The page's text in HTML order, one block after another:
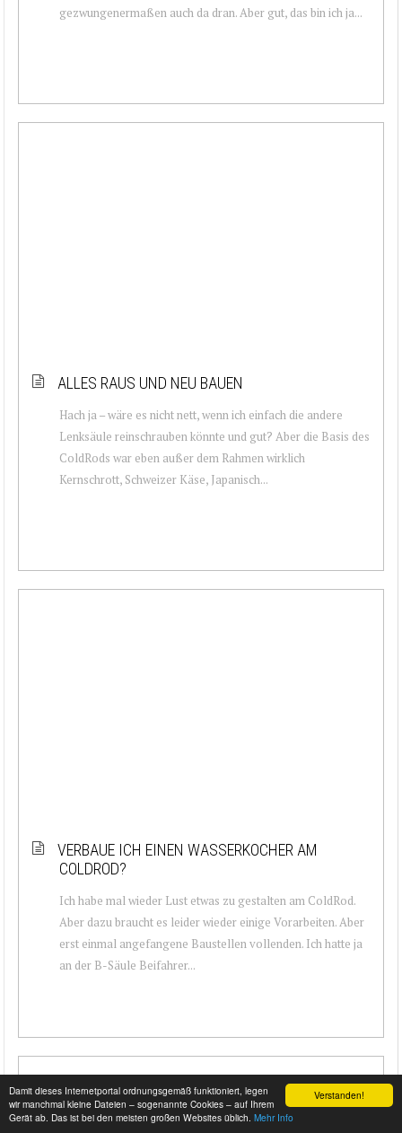
Verstanden!
Damit dieses Internetportal ordnungsgemäß funktioniert, legen
wir manchmal kleine Dateien – sogenannte Cookies – auf Ihrem
Gerät ab. Das ist bei den meisten großen Websites üblich. Mehr Info
gezwungenermaßen auch da dran. Aber gut, das bin ich ja...
ALLES RAUS UND NEU BAUEN
Hach ja – wäre es nicht nett, wenn ich einfach die andere
Lenksäule reinschrauben könnte und gut? Aber die Basis des
ColdRods war eben außer dem Rahmen wirklich
Kernschrott, Schweizer Käse, Japanisch...
VERBAUE ICH EINEN WASSERKOCHER AM
COLDROD?
Ich habe mal wieder Lust etwas zu gestalten am ColdRod.
Aber dazu braucht es leider wieder einige Vorarbeiten. Aber
erst einmal angefangene Baustellen vollenden. Ich hatte ja
an der B-Säule Beifahrer...